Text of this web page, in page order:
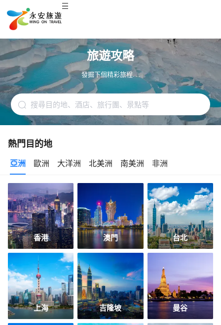
旅遊攻略
發掘下個精彩旅程. . .
熱門目的地
亞洲 歐洲 大洋洲 北美洲 南美洲 非洲
香港 澳門 台北
上海 吉隆坡 曼谷